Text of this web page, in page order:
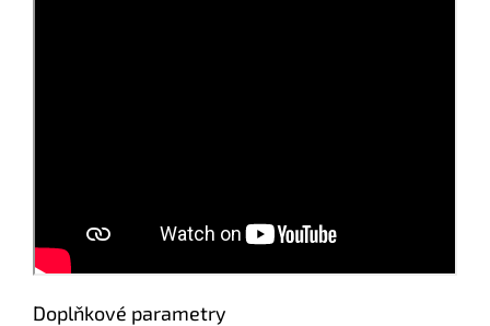
Doplňkové parametry